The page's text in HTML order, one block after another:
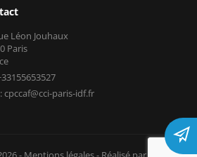
cpccaf@cci-paris-idf.fr
-Mentions légales
référencer son site internet